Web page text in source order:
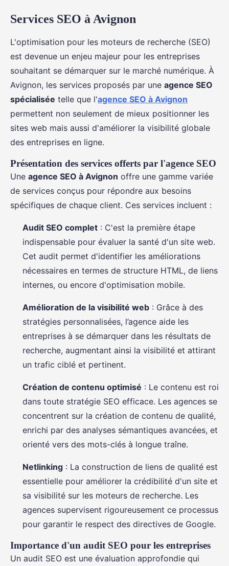
Services SEO à Avignon
L'optimisation pour les moteurs de recherche (SEO)
est devenue un enjeu majeur pour les entreprises
souhaitant se démarquer sur le marché numérique. À
Avignon, les services proposés par une agence SEO
spécialisée telle que l'agence SEO à Avignon
permettent non seulement de mieux positionner les
sites web mais aussi d'améliorer la visibilité globale
des entreprises en ligne.
Présentation des services offerts par l'agence SEO
Une agence SEO à Avignon offre une gamme variée
de services conçus pour répondre aux besoins
spécifiques de chaque client. Ces services incluent :
Audit SEO complet : C'est la première étape
indispensable pour évaluer la santé d'un site web.
Cet audit permet d'identifier les améliorations
nécessaires en termes de structure HTML, de liens
internes, ou encore d'optimisation mobile.
Amélioration de la visibilité web : Grâce à des
stratégies personnalisées, l’agence aide les
entreprises à se démarquer dans les résultats de
recherche, augmentant ainsi la visibilité et attirant
un trafic ciblé et pertinent.
Création de contenu optimisé : Le contenu est roi
dans toute stratégie SEO efficace. Les agences se
concentrent sur la création de contenu de qualité,
enrichi par des analyses sémantiques avancées, et
orienté vers des mots-clés à longue traîne.
Netlinking : La construction de liens de qualité est
essentielle pour améliorer la crédibilité d'un site et
sa visibilité sur les moteurs de recherche. Les
agences supervisent rigoureusement ce processus
pour garantir le respect des directives de Google.
Importance d'un audit SEO pour les entreprises
Un audit SEO est une évaluation approfondie qui